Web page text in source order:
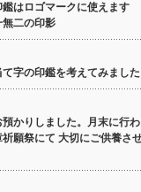
はロゴマークに使えます
二の印影
字の印鑑を考えてみました
かりしました。月末に行わ
願祭にて 大切にご供養さ